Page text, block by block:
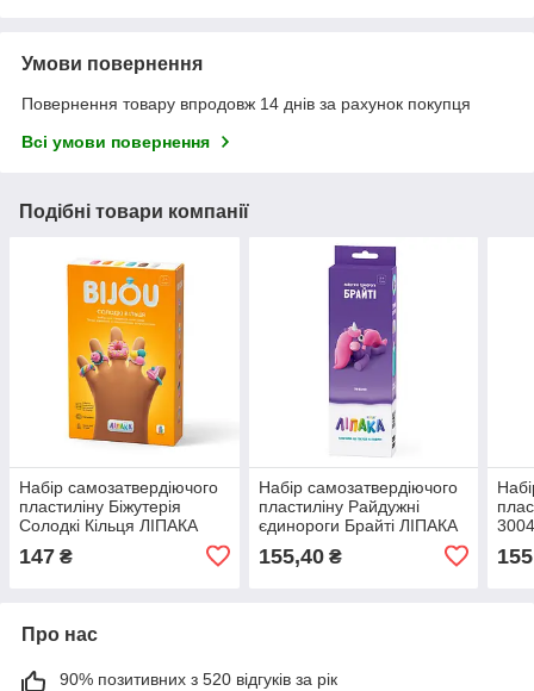
Умови повернення
Повернення товару впродовж 14 днів за рахунок покупця
Всі умови повернення
Подібні товари компанії
Набір самозатвердіючого
пластиліну Біжутерія
Солодкі Кільця ЛІПАКА
147 ₴
Набір самозатвердіючого
пластиліну Райдужні
єдинороги Брайті ЛІПАКА
155,40₴
Про нас
90% позитивних з 520 відгуків за рік